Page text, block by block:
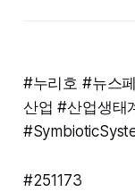
#누리호 #뉴스
산업 #산업생태
#251173